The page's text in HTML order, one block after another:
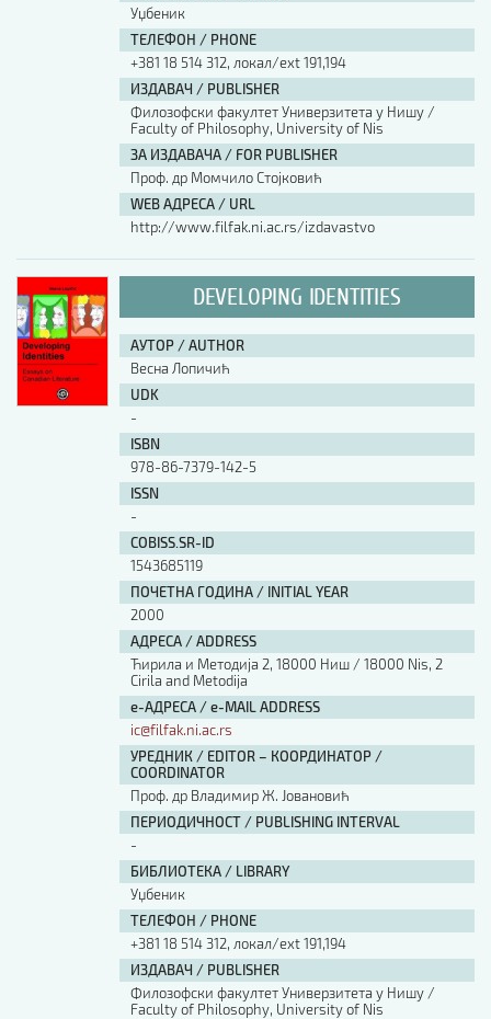
Уџбеник
ТЕЛЕФОН / PHONE
+381 18 514 312, локал/ext 191,194
ИЗДАВАЧ / PUBLISHER
Филозофски факултет Универзитета у Нишу /
Faculty of Philosophy, University of Nis
ЗА ИЗДАВАЧА / FOR PUBLISHER
Проф. др Момчило Стојковић
WEB АДРЕСА / URL
http://www.filfak.ni.ac.rs/izdavastvo
DEVELOPING IDENTITIES
АУТОР / AUTHOR
Весна Лопичић
UDK
-
ISBN
978-86-7379-142-5
ISSN
-
COBISS.SR-ID
1543685119
ПОЧЕТНА ГОДИНА / INITIAL YEAR
2000
АДРЕСА / ADDRESS
Ћирила и Методија 2, 18000 Ниш / 18000 Nis, 2
Cirila and Metodija
е-АДРЕСА / e-MAIL ADDRESS
ic@filfak.ni.ac.rs
УРЕДНИК / EDITOR – КООРДИНАТОР /
COORDINATOR
Проф. др Владимир Ж. Јовановић
ПЕРИОДИЧНОСТ / PUBLISHING INTERVAL
-
БИБЛИОТЕКА / LIBRARY
Уџбеник
ТЕЛЕФОН / PHONE
+381 18 514 312, локал/ext 191,194
ИЗДАВАЧ / PUBLISHER
Филозофски факултет Универзитета у Нишу /
Faculty of Philosophy, University of Nis